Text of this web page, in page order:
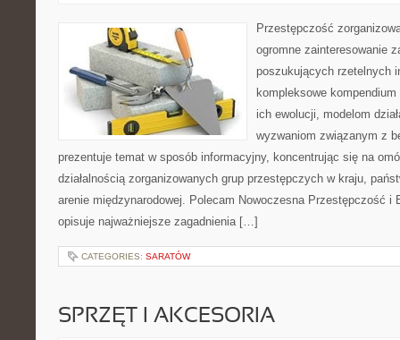
Przestępczość
ogromne zainteresowanie
poszukujących rzetelnych
kompleksowe
ich ewolucji, modelom
wyzwaniom związanym z
prezentuje temat w sposób informacyjny, koncentrując się na
działalnością zorganizowanych grup przestępczych w kraju,
arenie międzynarodowej. Polecam Nowoczesna Przestępczość i
opisuje najważniejsze zagadnienia […]
CATEGORIES: SARATÓW
SPRZĘT I AKCESORIA